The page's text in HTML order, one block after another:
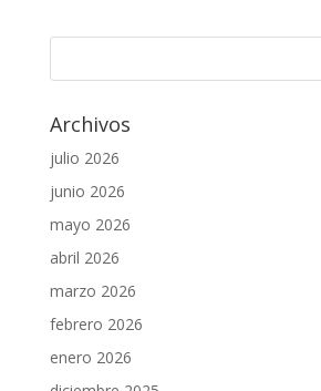
Archivos
julio 2026
junio 2026
mayo 2026
abril 2026
marzo 2026
febrero 2026
enero 2026